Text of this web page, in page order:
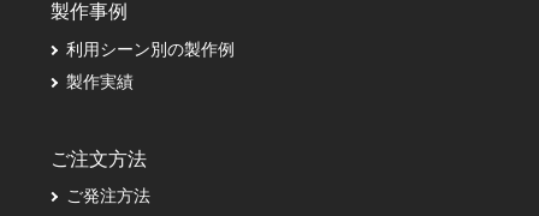
製作事例
利用シーン別の製作例
製作実績
ご注文方法
ご発注方法